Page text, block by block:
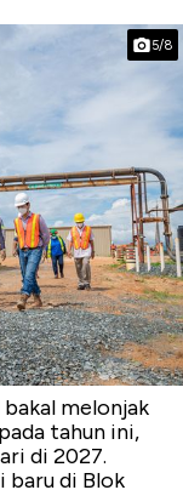
5/8
melonjak
tahun ini,
di 2027.
baru di Blok